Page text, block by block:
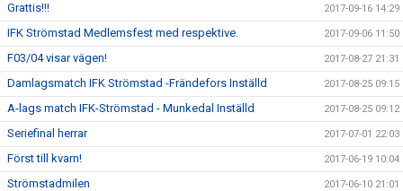
Grattis!!! 2017-09-16 14:29
IFK Strömstad Medlemsfest med respektive. 2017-09-06 11:50
F03/04 visar vägen! 2017-08-27 21:31
Damlagsmatch IFK Strömstad -Frändefors Inställd 2017-08-25 09:15
A-lags match IFK-Strömstad - Munkedal Inställd 2017-08-25 09:12
Seriefinal herrar 2017-07-01 22:03
Först till kvarn! 2017-06-19 10:04
Strömstadmilen 2017-06-10 21:01